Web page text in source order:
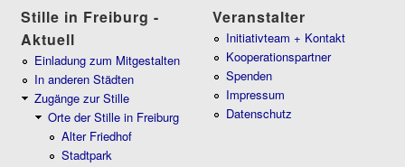
Stille in Freiburg -
Aktuell
Einladung zum Mitgestalten
In anderen Städten
Zugänge zur Stille
Orte der Stille in Freiburg
Alter Friedhof
Stadtpark
Veranstalter
Initiativteam + Kontakt
Kooperationspartner
Spenden
Impressum
Datenschutz